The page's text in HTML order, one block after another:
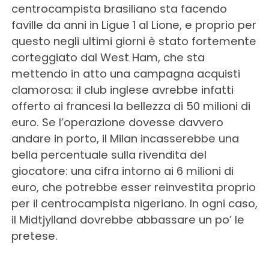
centrocampista brasiliano sta facendo
faville da anni in Ligue 1 al Lione, e proprio per
questo negli ultimi giorni è stato fortemente
corteggiato dal West Ham, che sta
mettendo in atto una campagna acquisti
clamorosa: il club inglese avrebbe infatti
offerto ai francesi la bellezza di 50 milioni di
euro. Se l’operazione dovesse davvero
andare in porto, il Milan incasserebbe una
bella percentuale sulla rivendita del
giocatore: una cifra intorno ai 6 milioni di
euro, che potrebbe esser reinvestita proprio
per il centrocampista nigeriano. In ogni caso,
il Midtjylland dovrebbe abbassare un po’ le
pretese.